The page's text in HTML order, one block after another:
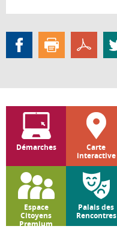
Démarches
Carte
interactive
Espace
Citoyens
Premium
Palais des
Rencontres